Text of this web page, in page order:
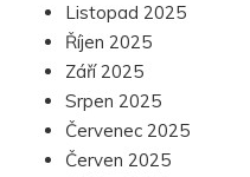
Listopad 2025
Říjen 2025
Září 2025
Srpen 2025
Červenec 2025
Červen 2025